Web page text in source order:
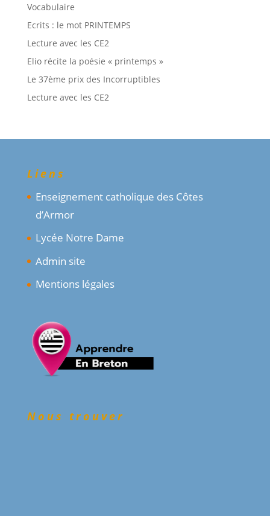
Vocabulaire
Ecrits : le mot PRINTEMPS
Lecture avec les CE2
Elio récite la poésie « printemps »
Le 37ème prix des Incorruptibles
Lecture avec les CE2
Liens
Enseignement catholique des Côtes
d’Armor
Lycée Notre Dame
Admin site
Mentions légales
Nous trouver